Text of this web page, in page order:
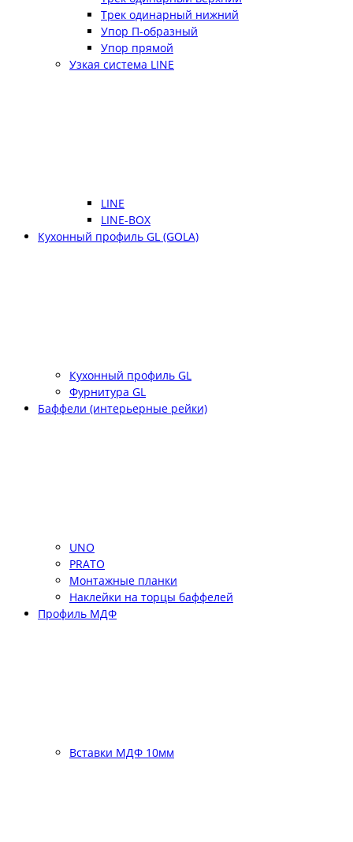
Трек одинарный нижний
Упор П-образный
Упор прямой
Узкая система LINE
LINE
LINE-BOX
Кухонный профиль GL (GOLA)
Кухонный профиль GL
Фурнитура GL
Баффели (интерьерные рейки)
UNO
PRATO
Монтажные планки
Наклейки на торцы баффелей
Профиль МДФ
Вставки МДФ 10мм